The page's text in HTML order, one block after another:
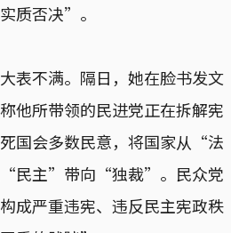
质否决”。
表不满。隔日，她在脸书发文
他所带领的民进党正在拆解宪
国会多数民意，将国家从“法
民主”带向“独裁”。民众党
成严重违宪、违反民主宪政秩